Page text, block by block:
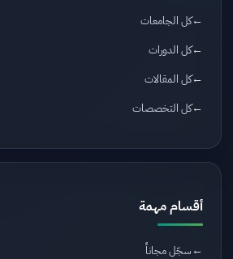
كل الجامعات
كل الدورات
كل المقالات
كل التخصصات
أقسام مهمة
سجّل مجاناً